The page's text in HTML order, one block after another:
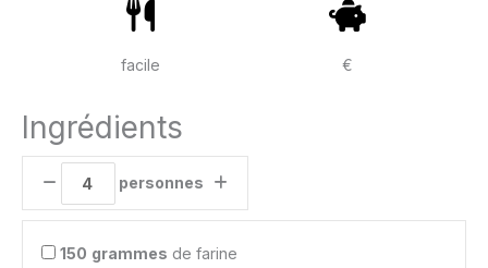
facile €
Ingrédients
personnes
150 grammes de farine